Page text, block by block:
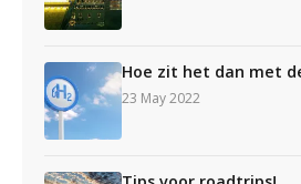
Hoe zit het dan met
23 May 2022